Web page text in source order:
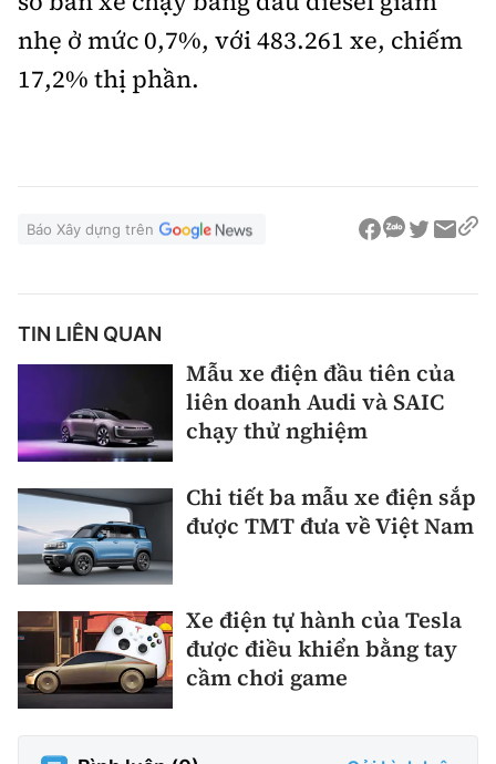
nhẹ ở mức 0,7%, với 483.261 xe, chiếm
17,2% thị phần.
Báo Xây dựng trên
TIN LIÊN QUAN
Mẫu xe điện đầu tiên của
liên doanh Audi và SAIC
chạy thử nghiệm
Chi tiết ba mẫu xe điện sắp
được TMT đưa về Việt Nam
Xe điện tự hành của Tesla
được điều khiển bằng tay
cầm chơi game